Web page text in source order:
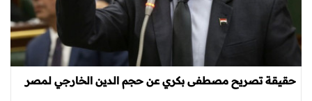
حقيقة تصريح مصطفى بكري عن حجم الدين الخارجي لمصر